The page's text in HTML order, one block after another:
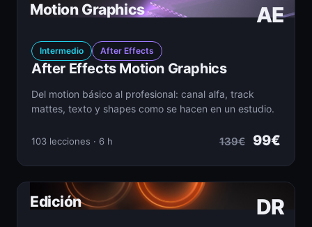
AE
Motion Graphics
Intermedio After Effects
After Effects Motion Graphics
Del motion básico al profesional: canal alfa, track
mattes, texto y shapes como se hacen en un estudio.
103 lecciones · 6 h 139€ 99€
DR
Edición